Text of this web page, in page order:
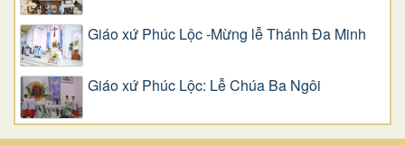
Giáo xứ Phúc Lộc -Mừng lễ Thánh Đa Minh
Giáo xứ Phúc Lộc: Lễ Chúa Ba Ngôi